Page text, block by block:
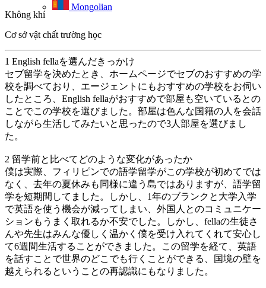
Mongolian
Không khí
Cơ sở vật chất trường học
1 English fellaを選んだきっかけ
セブ留学を決めたとき、ホームページでセブのおすすめの学
校を調べており、エージェントにもおすすめの学校をお伺い
したところ、English fellaがおすすめで部屋も空いているとの
ことでこの学校を選びました。部屋は色んな国籍の人を会話
しながら生活してみたいと思ったので3人部屋を選びまし
た。
2 留学前と比べてどのような変化があったか
僕は実際、フィリピンでの語学留学がこの学校が初めてでは
なく、去年の夏休みも同様に違う島ではありますが、語学留
学を短期間してました。しかし、1年のブランクと大学入学
で英語を使う機会が減ってしまい、外国人とのコミュニケー
ションもうまく取れるか不安でした。しかし、fellaの生徒さ
んや先生はみんな優しく温かく僕を受け入れてくれて安心し
て6週間生活することができました。この留学を経て、英語
を話すことで世界のどこでも行くことができる、国境の壁を
越えられるということの再認識にもなりました。